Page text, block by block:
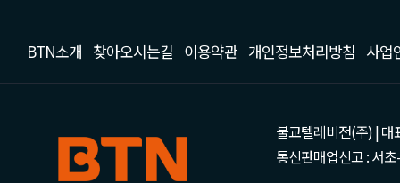
BTN소개 찾아오시는길 이용약관 개인정보처리방침 사업
불교텔레비전(주) | 대
통신판매업신고 : 서